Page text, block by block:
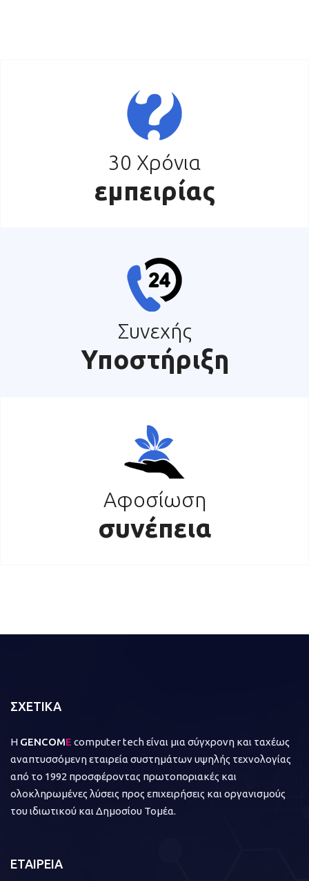
30 Χρόνια
εμπειρίας
Συνεχής
Υποστήριξη
Αφοσίωση
συνέπεια
ΣΧΕΤΙΚΑ
Η GENCOME computer tech είναι μια σύγχρονη και ταχέως
αναπτυσσόμενη εταιρεία συστημάτων υψηλής τεχνολογίας
από το 1992 προσφέροντας πρωτοποριακές και
ολοκληρωμένες λύσεις προς επιχειρήσεις και οργανισμούς
του ιδιωτικού και Δημοσίου Τομέα.
ΕΤΑΙΡΕΙΑ